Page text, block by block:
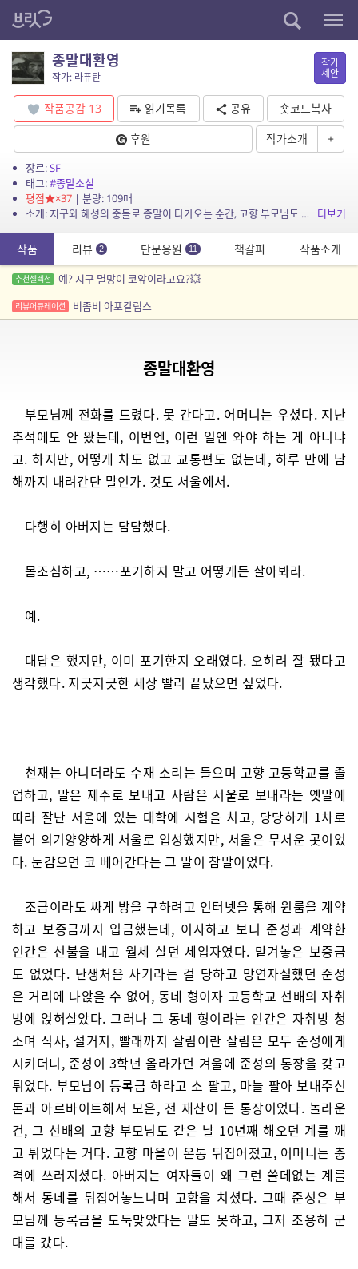
종말대환영
작가: 라퓨탄
작가
제안
작품공감 13 읽기목록 공유
숏코드복사
후원
작가소개 +
장르:SF
태그:#종말소설
평점
×37| 분량: 109매
소개: 지구와 혜성의 충돌로 종말이 다가오는 순간, 고향 부모님도 못 찾아 뵙고 혼자 종말을 기다리는 삼포세대 준성에게 대출업자의 전화가 걸려온다.
더보기
작품 리뷰 2 단문응원 11 책갈피 작품소개
추천셀렉션 예? 지구 멸망이 코앞이라고요?💥
리뷰어큐레이션 비좀비 아포칼립스
종말대환영
부모님께 전화를 드렸다. 못 간다고. 어머니는 우셨다. 지난
추석에도 안 왔는데, 이번엔, 이런 일엔 와야 하는 게 아니냐
고. 하지만, 어떻게 차도 없고 교통편도 없는데, 하루 만에 남
해까지 내려간단 말인가. 것도 서울에서.
다행히 아버지는 담담했다.
몸조심하고, ……포기하지 말고 어떻게든 살아봐라.
예.
대답은 했지만, 이미 포기한지 오래였다. 오히려 잘 됐다고
생각했다. 지긋지긋한 세상 빨리 끝났으면 싶었다.
천재는 아니더라도 수재 소리는 들으며 고향 고등학교를 졸
업하고, 말은 제주로 보내고 사람은 서울로 보내라는 옛말에
따라 잘난 서울에 있는 대학에 시험을 치고, 당당하게 1차로
붙어 의기양양하게 서울로 입성했지만, 서울은 무서운 곳이었
다. 눈감으면 코 베어간다는 그 말이 참말이었다.
조금이라도 싸게 방을 구하려고 인터넷을 통해 원룸을 계약
하고 보증금까지 입금했는데, 이사하고 보니 준성과 계약한
인간은 선불을 내고 월세 살던 세입자였다. 맡겨놓은 보증금
도 없었다. 난생처음 사기라는 걸 당하고 망연자실했던 준성
은 거리에 나앉을 수 없어, 동네 형이자 고등학교 선배의 자취
방에 얹혀살았다. 그러나 그 동네 형이라는 인간은 자취방 청
소며 식사, 설거지, 빨래까지 살림이란 살림은 모두 준성에게
시키더니, 준성이 3학년 올라가던 겨울에 준성의 통장을 갖고
튀었다. 부모님이 등록금 하라고 소 팔고, 마늘 팔아 보내주신
돈과 아르바이트해서 모은, 전 재산이 든 통장이었다. 놀라운
건, 그 선배의 고향 부모님도 같은 날 10년째 해오던 계를 깨
고 튀었다는 거다. 고향 마을이 온통 뒤집어졌고, 어머니는 충
격에 쓰러지셨다. 아버지는 여자들이 왜 그런 쓸데없는 계를
해서 동네를 뒤집어놓느냐며 고함을 치셨다. 그때 준성은 부
모님께 등록금을 도둑맞았다는 말도 못하고, 그저 조용히 군
대를 갔다.